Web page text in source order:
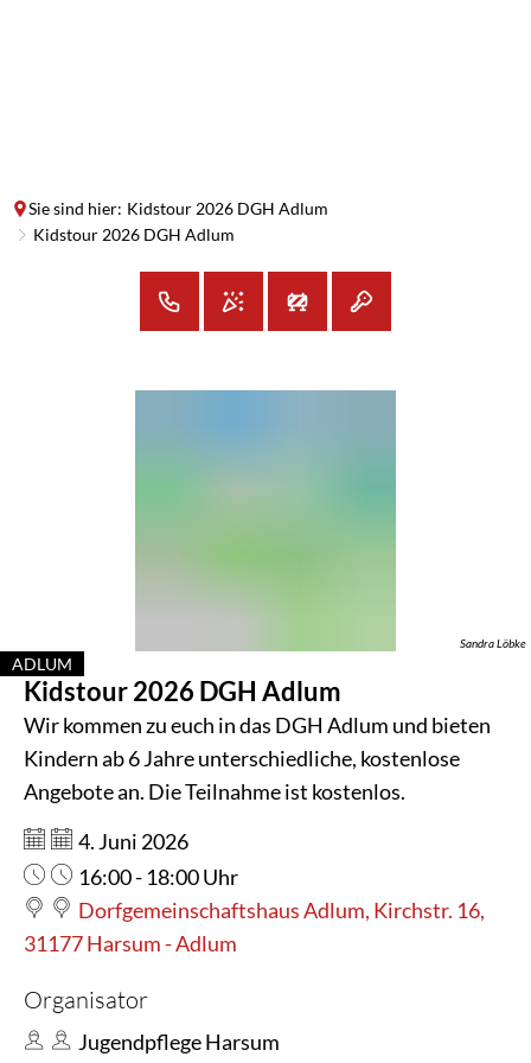
Sie sind hier: Kidstour 2026 DGH Adlum
Kidstour 2026 DGH Adlum
Sandra Löbke
ADLUM
KATEGORIE: ADLUM
Kidstour 2026 DGH Adlum
Wir kommen zu euch in das DGH Adlum und bieten
Kindern ab 6 Jahre unterschiedliche, kostenlose
Angebote an. Die Teilnahme ist kostenlos.
Datum:
4. Juni 2026
Uhrzeit:
16:00 - 18:00 Uhr
Dorfgemeinschaftshaus Adlum, Kirchstr. 16,
31177 Harsum - Adlum
Organisator
Jugendpflege Harsum